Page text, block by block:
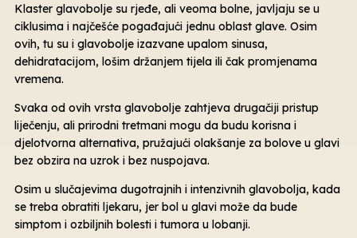
Klaster glavobolje su rjeđe, ali veoma bolne, javljaju se u
ciklusima i najčešće pogađajući jednu oblast glave. Osim
ovih, tu su i glavobolje izazvane upalom sinusa,
dehidratacijom, lošim držanjem tijela ili čak promjenama
vremena.
Svaka od ovih vrsta glavobolje zahtjeva drugačiji pristup
liječenju, ali prirodni tretmani mogu da budu korisna i
djelotvorna alternativa, pružajući olakšanje za bolove u glavi
bez obzira na uzrok i bez nuspojava.
Osim u slučajevima dugotrajnih i intenzivnih glavobolja, kada
se treba obratiti ljekaru, jer bol u glavi može da bude
simptom i ozbiljnih bolesti i tumora u lobanji.